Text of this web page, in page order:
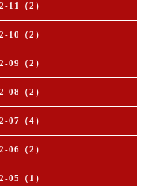
11（2）
10（2）
09（2）
08（2）
07（4）
06（2）
05（1）